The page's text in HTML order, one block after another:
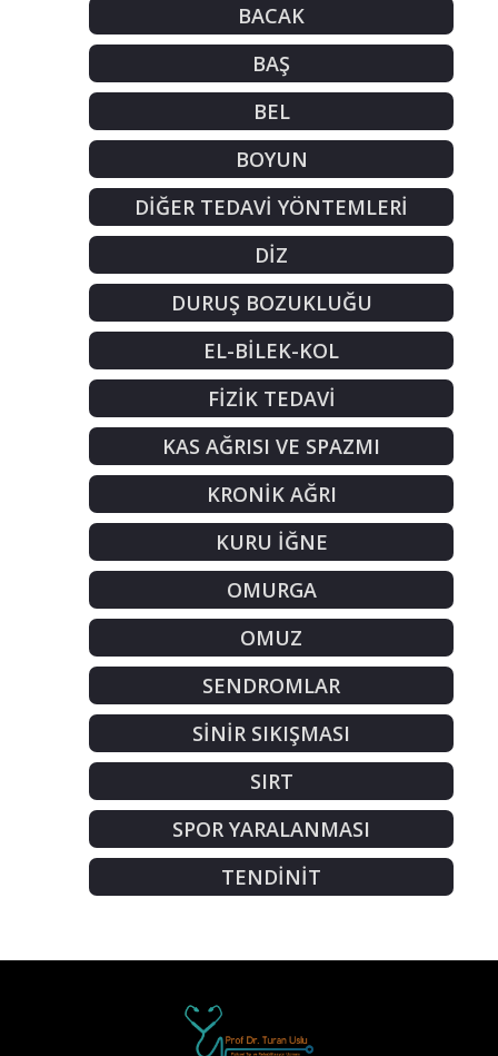
BACAK
BAŞ
BEL
BOYUN
DİĞER TEDAVİ YÖNTEMLERİ
DİZ
DURUŞ BOZUKLUĞU
EL-BİLEK-KOL
FİZİK TEDAVİ
KAS AĞRISI VE SPAZMI
KRONİK AĞRI
KURU İĞNE
OMURGA
OMUZ
SENDROMLAR
SİNİR SIKIŞMASI
SIRT
SPOR YARALANMASI
TENDİNİT